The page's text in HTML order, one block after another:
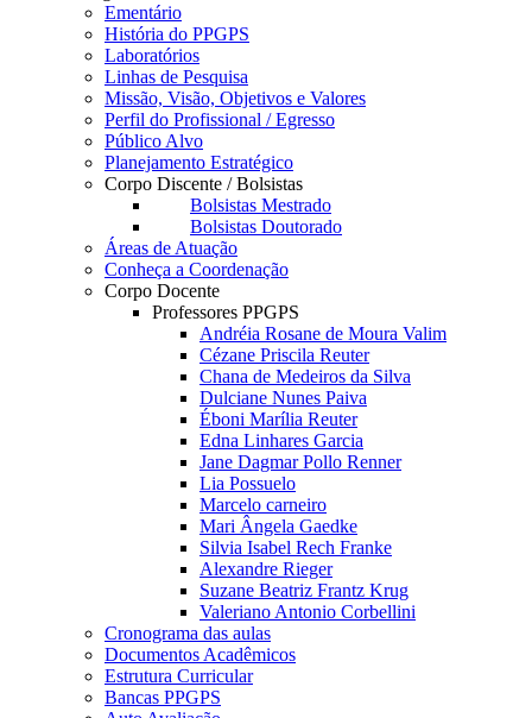
Ementário
História do PPGPS
Laboratórios
Linhas de Pesquisa
Missão, Visão, Objetivos e Valores
Perfil do Profissional / Egresso
Público Alvo
Planejamento Estratégico
Corpo Discente / Bolsistas
Bolsistas Mestrado
Bolsistas Doutorado
Áreas de Atuação
Conheça a Coordenação
Corpo Docente
Professores PPGPS
Andréia Rosane de Moura Valim
Cézane Priscila Reuter
Chana de Medeiros da Silva
Dulciane Nunes Paiva
Éboni Marília Reuter
Edna Linhares Garcia
Jane Dagmar Pollo Renner
Lia Possuelo
Marcelo carneiro
Mari Ângela Gaedke
Silvia Isabel Rech Franke
Alexandre Rieger
Suzane Beatriz Frantz Krug
Valeriano Antonio Corbellini
Cronograma das aulas
Documentos Acadêmicos
Estrutura Curricular
Bancas PPGPS